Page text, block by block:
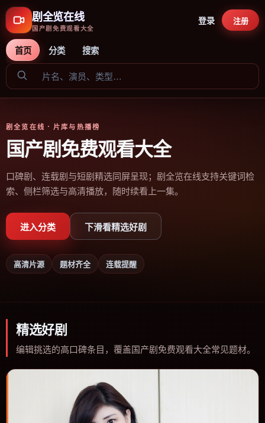
剧全览在线
国产剧免费观看大全
首页 分类 搜索
登录 注册
剧全览在线 · 片库与热播榜
国产剧免费观看大全
口碑剧、连载剧与短剧精选同屏呈现；剧全览在线支持关键词检
索、侧栏筛选与高清播放，随时续看上一集。
进入分类 下滑看精选好剧
高清片源 题材齐全 连载提醒
精选好剧
编辑挑选的高口碑条目，覆盖国产剧免费观看大全常见题材。